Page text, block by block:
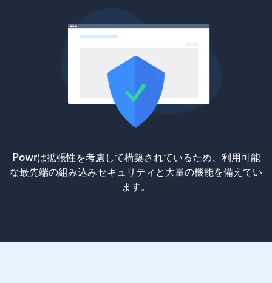
Powrは拡張性を考慮して構築されているため、利用可能
な最先端の組み込みセキュリティと大量の機能を備えてい
ます。